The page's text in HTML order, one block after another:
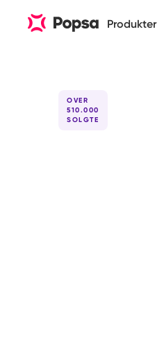
Produkter
OVER
510.000
SOLGTE